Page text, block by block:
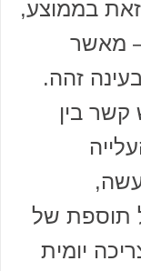
בממוצע,
4 שנים – מאשר
זהה.
קשר בין
תוספת של
יומית